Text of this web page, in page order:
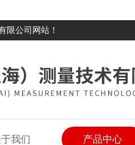
限公司网站！
我们 产品中心